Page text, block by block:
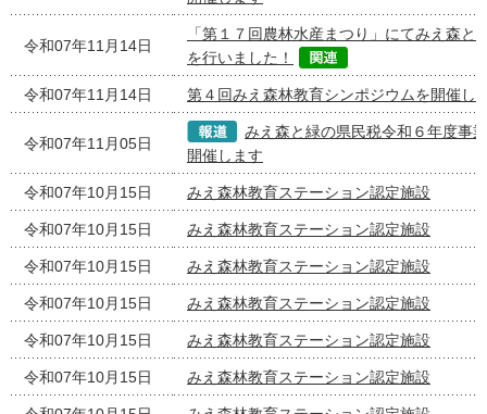
令和07年11月14日
「第１７回農林水産まつり」にてみえ森と
を行いました！
令和07年11月14日 第４回みえ森林教育シンポジウムを開催し
令和07年11月05日
みえ森と緑の県民税令和６年度事
開催します
令和07年10月15日 みえ森林教育ステーション認定施設
令和07年10月15日 みえ森林教育ステーション認定施設
令和07年10月15日 みえ森林教育ステーション認定施設
令和07年10月15日 みえ森林教育ステーション認定施設
令和07年10月15日 みえ森林教育ステーション認定施設
令和07年10月15日 みえ森林教育ステーション認定施設